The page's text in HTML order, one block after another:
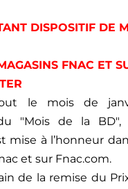
DISPOSITIF DE
FNAC ET
le mois de
du "Mois de la
mise à l’honneur
et sur Fnac.com.
de la remise du